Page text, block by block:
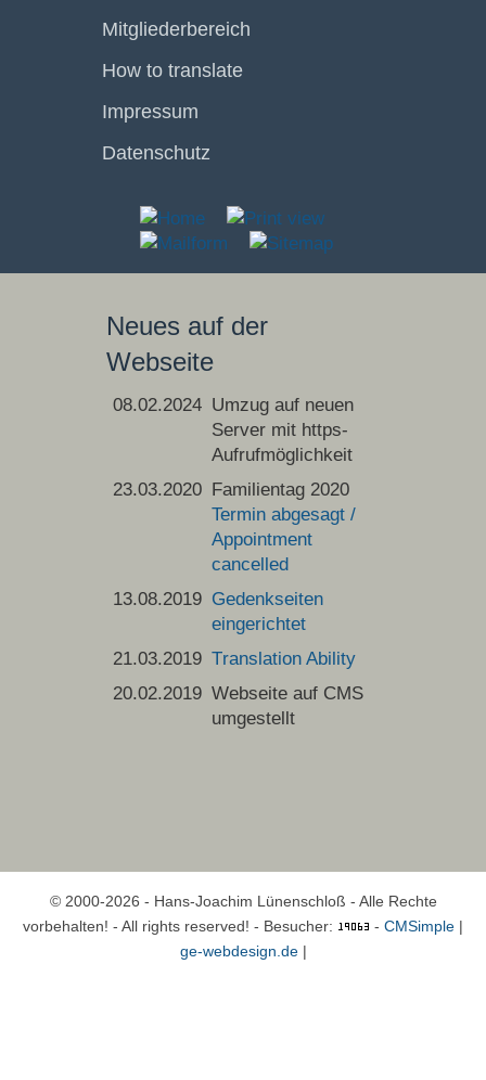
Mitgliederbereich
How to translate
Impressum
Datenschutz
Neues auf der
Webseite
08.02.2024 Umzug auf neuen
Server mit https-
Aufrufmöglichkeit
23.03.2020 Familientag 2020
Termin abgesagt /
Appointment
cancelled
13.08.2019 Gedenkseiten
eingerichtet
21.03.2019 Translation Ability
20.02.2019 Webseite auf CMS
umgestellt
© 2000-2026 - Hans-Joachim Lünenschloß - Alle Rechte
vorbehalten! - All rights reserved! - Besucher: - CMSimple |
ge-webdesign.de|